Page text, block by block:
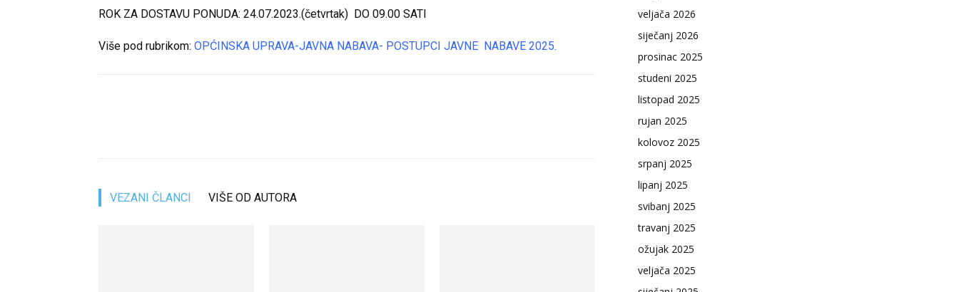
ROK ZA DOSTAVU PONUDA: 24.07.2023.(četvrtak) DO 09.00 SATI
Više pod rubrikom: OPĆINSKA UPRAVA-JAVNA NABAVA- POSTUPCI JAVNE NABAVE 2025.
VEZANI ČLANCI VIŠE OD AUTORA
veljača 2026
siječanj 2026
prosinac 2025
studeni 2025
listopad 2025
rujan 2025
kolovoz 2025
srpanj 2025
lipanj 2025
svibanj 2025
travanj 2025
ožujak 2025
veljača 2025